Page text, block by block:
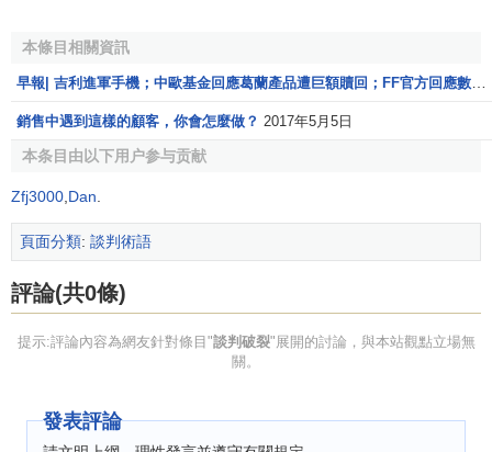
本條目相關資訊
銷售中遇到這樣的顧客，你會怎麼做？ 2017年5月5日
本条目由以下用户参与贡献
Zfj3000 Dan
頁面分類: 談判術語
評論(共0條)
提示:評論內容為網友針對條目"談判破裂"展開的討論，與本站觀點立場無
關。
發表評論